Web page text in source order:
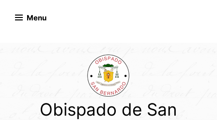
Menu
Obispado de San